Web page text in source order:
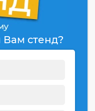
стенд?